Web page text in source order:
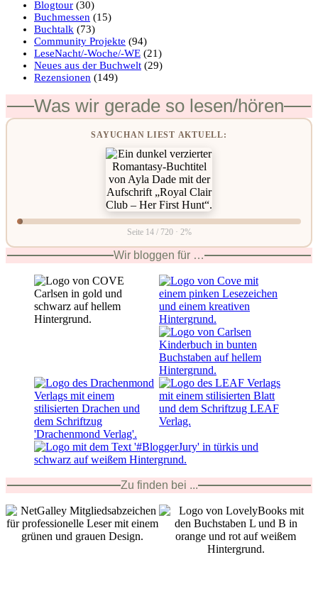
Blogtour (30)
Buchmessen (15)
Buchtalk (73)
Community Projekte (94)
LeseNacht/-Woche/-WE (21)
Neues aus der Buchwelt (29)
Rezensionen (149)
Was wir gerade so lesen/hören
SAYUCHAN LIEST AKTUELL:
Seite 14 / 720 · 2%
Wir bloggen für …
Zu finden bei ...